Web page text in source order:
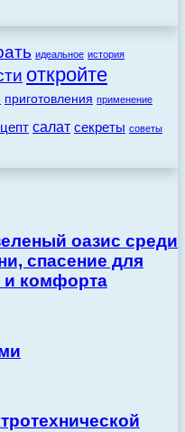
идеальное история
откройте
приготовления применение
салат секреты советы
оазис среди
спасение для
и комфорта